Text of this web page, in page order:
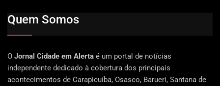
Quem Somos
O Jornal Cidade em Alerta é um portal de notícias
independente dedicado à cobertura dos principais
acontecimentos de Carapicuíba, Osasco, Barueri, Santana de